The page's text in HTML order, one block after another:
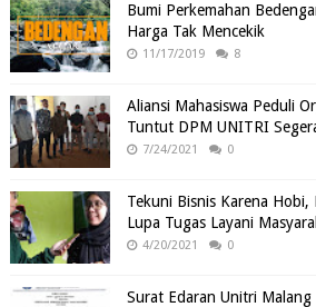
Bumi Perkemahan
Harga Tak Mencekik
11/17/2019 8
Aliansi Mahasiswa Peduli
Tuntut DPM UNITRI
7/24/2021 0
Tekuni Bisnis Karena Hobi,
Lupa Tugas Layani
4/20/2021 0
Surat Edaran Unitri Malang